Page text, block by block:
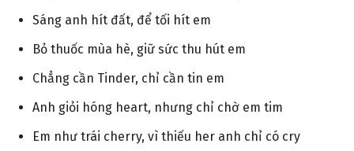
Sáng anh hít đất, để tối hít em
Bỏ thuốc mùa hè, giữ sức thu hút em
Chẳng cần Tinder, chỉ cần tin em
Anh giỏi hóng heart, nhưng chỉ chờ em tim
Em như trái cherry, vì thiếu her anh chỉ có cry